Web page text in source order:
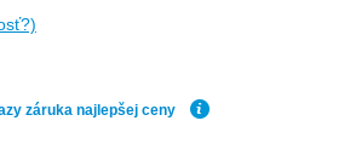
záruka najlepšej ceny